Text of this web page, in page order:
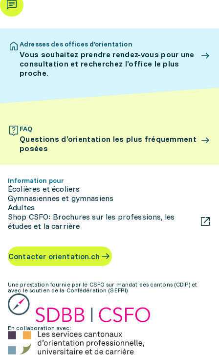
Adresses des offices d’orientation
Vous souhaitez prendre rendez-vous pour une
consultation et recherchez l’office le plus
proche.
FAQ
Questions d’orientation les plus fréquemment
posées
Information pour
Écolières et écoliers
Gymnasiennes et gymnasiens
Adultes
Shop CSFO: Brochures sur les professions, les
études et la carrière
Contacter orientation.ch
Une prestation fournie par le CSFO sur mandat des cantons (CDIP) et
avec le soutien de la Confédération (SEFRI)
En collaboration avec: